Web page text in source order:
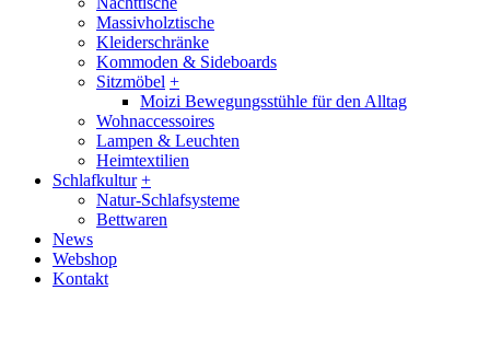
Massivholztische
Kleiderschränke
Kommoden & Sideboards
Sitzmöbel +
Moizi Bewegungsstühle für den Alltag
Wohnaccessoires
Lampen & Leuchten
Heimtextilien
Schlafkultur +
Natur-Schlafsysteme
Bettwaren
News
Webshop
Kontakt